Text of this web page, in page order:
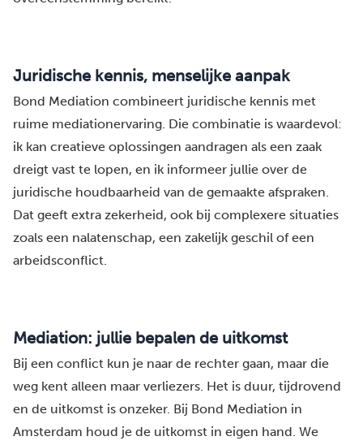
Juridische kennis, menselijke aanpak
Bond Mediation combineert juridische kennis met
ruime mediationervaring. Die combinatie is waardevol:
ik kan creatieve oplossingen aandragen als een zaak
dreigt vast te lopen, en ik informeer jullie over de
juridische houdbaarheid van de gemaakte afspraken.
Dat geeft extra zekerheid, ook bij complexere situaties
zoals een nalatenschap, een zakelijk geschil of een
arbeidsconflict.
Mediation: jullie bepalen de uitkomst
Bij een conflict kun je naar de rechter gaan, maar die
weg kent alleen maar verliezers. Het is duur, tijdrovend
en de uitkomst is onzeker. Bij Bond Mediation in
Amsterdam houd je de uitkomst in eigen hand. We